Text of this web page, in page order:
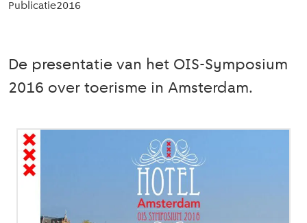
Publicatie2016
De presentatie van het OIS-Symposium
2016 over toerisme in Amsterdam.